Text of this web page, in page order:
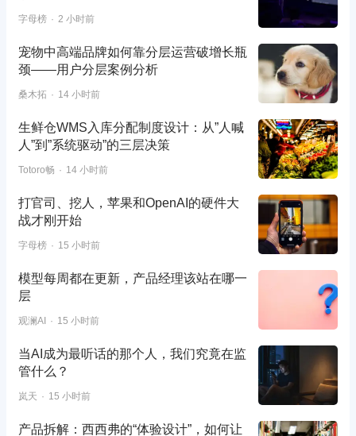
字母榜 2 小时前
宠物中高端品牌如何靠分层运营破增长瓶
颈——用户分层案例分析
桑木拓 14 小时前
生鲜仓WMS入库分配制度设计：从”人喊
人”到”系统驱动”的三层决策
Totoro畅 14 小时前
打官司、挖人，苹果和OpenAI的硬件大
战才刚开始
字母榜 15 小时前
模型每周都在更新，产品经理该站在哪一
层
观澜AI 15 小时前
当AI成为最听话的那个人，我们究竟在监
管什么？
岚天 15 小时前
产品拆解：西西弗的“体验设计”，如何让